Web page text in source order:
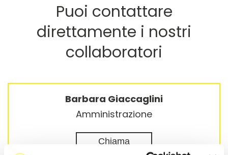
Puoi contattare
direttamente i nostri
collaboratori
Barbara Giaccaglini
Amministrazione
Chiama